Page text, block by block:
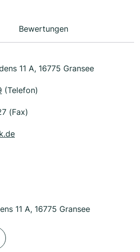
Bewertungen
11 A, 16775 Gransee
(Telefon)
(Fax)
11 A, 16775 Gransee